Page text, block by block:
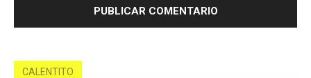
CALENTITO